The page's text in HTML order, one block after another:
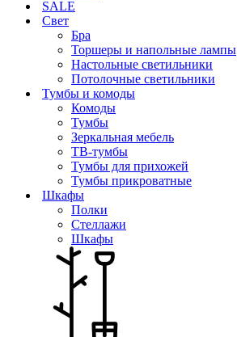
SALE
Свет
Бра
Торшеры и напольные лампы
Настольные светильники
Потолочные светильники
Тумбы и комоды
Комоды
Тумбы
Зеркальная мебель
ТВ-тумбы
Тумбы для прихожей
Тумбы прикроватные
Шкафы
Полки
Стеллажи
Шкафы